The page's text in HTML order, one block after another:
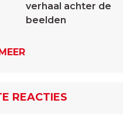
verhaal achter de
beelden
REACTIES